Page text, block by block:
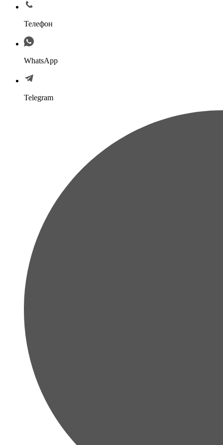
Телефон
WhatsApp
Telegram